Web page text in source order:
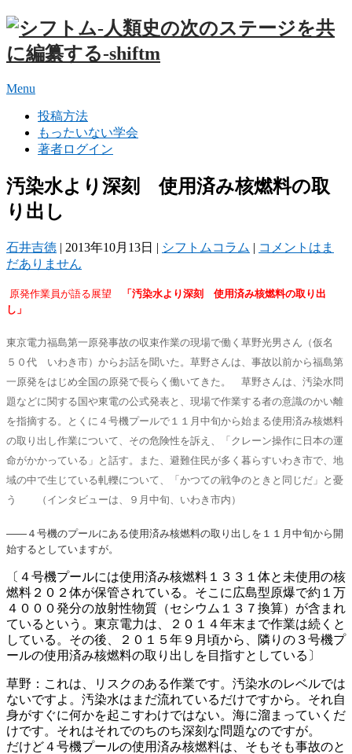
Menu
投稿方法
もったいない学会
著者ログイン
汚染水より深刻 使用済み核燃料の取
り出し
石井吉徳 | 2013年10月13日 | シフトムコラム | コメントはま
だありません
原発作業員が語る展望 「汚染水より深刻 使用済み核燃料の取り出
し」
東京電力福島第一原発事故の収束作業の現場で働く草野光男さん（仮名
５０代 いわき市）からお話を聞いた。草野さんは、事故以前から福島第
一原発をはじめ全国の原発で長らく働いてきた。 草野さんは、汚染水問
題などに関する国や東電の公式発表と、現場で作業する者の意識のかい離
を指摘する。とくに４号機プールで１１月中旬から始まる使用済み核燃料
の取り出し作業について、その危険性を訴え、「クレーン操作に日本の運
命がかかっている」と話す。また、避難住民が多く暮らすいわき市で、地
域の中で生じている軋轢について、「かつての戦争のときと同じだ」と憂
う
（インタビューは、９月中旬、いわき市内）
――４号機のプールにある使用済み核燃料の取り出しを１ １月中旬から開
始するとしていますが。
〔４号機プールには使用済み核燃料１３３１体と未使用の核
燃料２０２体が保管されている。そこに広島型原爆で約 １万
４０００発分の放射性物質（セシウム１３７換算）が含まれ
ているという。東京電力は、２０１４年末まで作業は続くと
している。その後、２０１５年９月頃から、隣り の３号機プ
ールの使用済み核燃料の取り出しを目指すとしている〕
草野：これは、リスクのある作業です。汚染水のレベルでは
ないですよ。汚染水はまだ流れているだけですから。それ自
身がすぐに何かを起こすわけではない。海に溜まっていくだ
けです。それはそれでのちのち深刻な問題なのですが。
だけど４号機プールの使用済み核燃料は、そもそも事故のと